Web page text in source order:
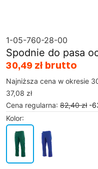
1-05-760-28-00
Spodnie do pasa
30,49 zł brutto
Najniższa cena w okresie
37,08 zł
Cena regularna: 82,40 zł -
Kolor: